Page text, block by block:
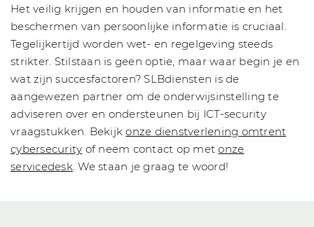
Het veilig krijgen en houden van informatie en het
beschermen van persoonlijke informatie is cruciaal.
Tegelijkertijd worden wet- en regelgeving steeds
strikter. Stilstaan is geen optie, maar waar begin je en
wat zijn succesfactoren? SLBdiensten is de
aangewezen partner om de onderwijsinstelling te
adviseren over en ondersteunen bij ICT-security
vraagstukken. Bekijkonze dienstverlening omtrent
cybersecurity of neem contact op metonze
servicedesk . We staan je graag te woord!